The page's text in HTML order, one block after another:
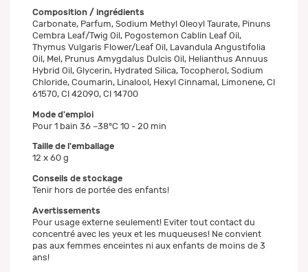
Composition / ingrédients
Carbonate, Parfum, Sodium Methyl Oleoyl Taurate, Pinuns
Cembra Leaf/Twig Oil, Pogostemon Cablin Leaf Oil,
Thymus Vulgaris Flower/Leaf Oil, Lavandula Angustifolia
Oil, Mel, Prunus Amygdalus Dulcis Oil, Helianthus Annuus
Hybrid Oil, Glycerin, Hydrated Silica, Tocopherol, Sodium
Chloride, Coumarin, Linalool, Hexyl Cinnamal, Limonene, CI
61570, CI 42090, CI 14700
Mode d'emploi
Pour 1 bain 36 –38°C 10 - 20 min
Taille de l'emballage
12 x 60 g
Conseils de stockage
Tenir hors de portée des enfants!
Avertissements
Pour usage externe seulement! Eviter tout contact du
concentré avec les yeux et les muqueuses! Ne convient
pas aux femmes enceintes ni aux enfants de moins de 3
ans!